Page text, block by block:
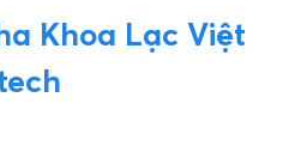
Khoa Lạc Việt